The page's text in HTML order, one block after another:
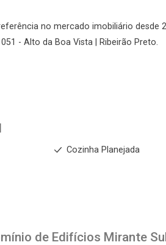
no mercado imobiliário desde
- Alto da Boa Vista | Ribeirão Preto.
Cozinha Planejada
de Edifícios Mirante